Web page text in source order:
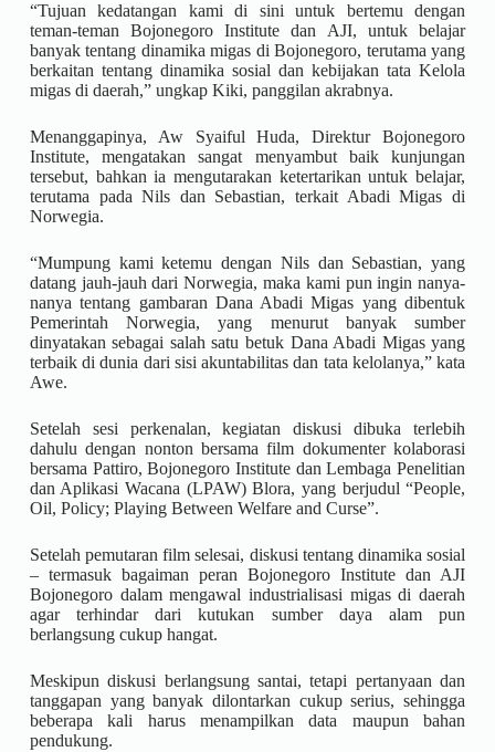
“Tujuan kedatangan kami di sini untuk bertemu dengan
teman-teman Bojonegoro Institute dan AJI, untuk belajar
banyak tentang dinamika migas di Bojonegoro, terutama yang
berkaitan tentang dinamika sosial dan kebijakan tata Kelola
migas di daerah,” ungkap Kiki, panggilan akrabnya.
Menanggapinya, Aw Syaiful Huda, Direktur Bojonegoro
Institute, mengatakan sangat menyambut baik kunjungan
tersebut, bahkan ia mengutarakan ketertarikan untuk belajar,
terutama pada Nils dan Sebastian, terkait Abadi Migas di
Norwegia.
“Mumpung kami ketemu dengan Nils dan Sebastian, yang
datang jauh-jauh dari Norwegia, maka kami pun ingin nanya-
nanya tentang gambaran Dana Abadi Migas yang dibentuk
Pemerintah Norwegia, yang menurut banyak sumber
dinyatakan sebagai salah satu betuk Dana Abadi Migas yang
terbaik di dunia dari sisi akuntabilitas dan tata kelolanya,” kata
Awe.
Setelah sesi perkenalan, kegiatan diskusi dibuka terlebih
dahulu dengan nonton bersama film dokumenter kolaborasi
bersama Pattiro, Bojonegoro Institute dan Lembaga Penelitian
dan Aplikasi Wacana (LPAW) Blora, yang berjudul “People,
Oil, Policy; Playing Between Welfare and Curse”.
Setelah pemutaran film selesai, diskusi tentang dinamika sosial
– termasuk bagaiman peran Bojonegoro Institute dan AJI
Bojonegoro dalam mengawal industrialisasi migas di daerah
agar terhindar dari kutukan sumber daya alam pun
berlangsung cukup hangat.
Meskipun diskusi berlangsung santai, tetapi pertanyaan dan
tanggapan yang banyak dilontarkan cukup serius, sehingga
beberapa kali harus menampilkan data maupun bahan
pendukung.